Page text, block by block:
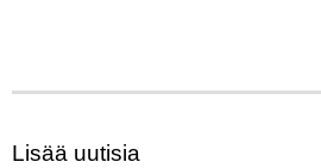
Lisää uutisia